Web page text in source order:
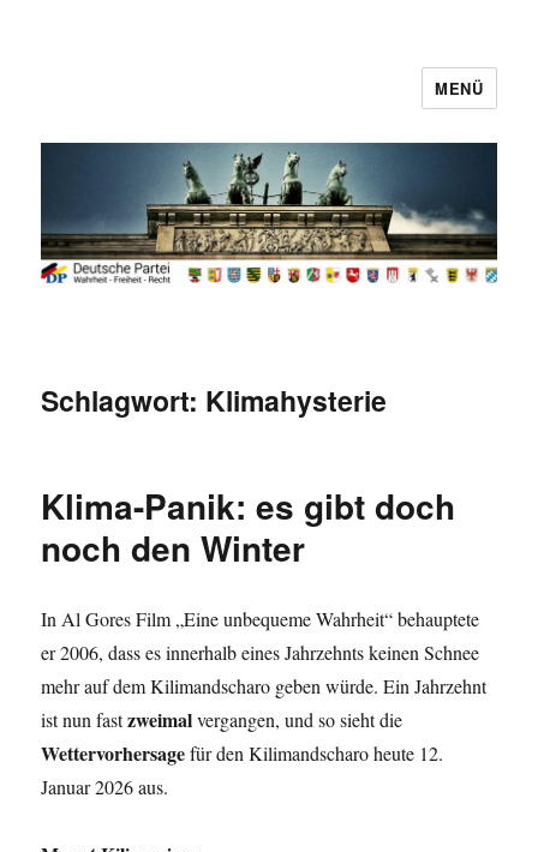
MENÜ
Schlagwort: Klimahysterie
Klima-Panik: es gibt doch
noch den Winter
In Al Gores Film „Eine unbequeme Wahrheit“ behauptete
er 2006, dass es innerhalb eines Jahrzehnts keinen Schnee
mehr auf dem Kilimandscharo geben würde. Ein Jahrzehnt
ist nun fastzweimalvergangen, und so sieht die
Wettervorhersagefür den Kilimandscharo heute 12.
Januar 2026 aus.